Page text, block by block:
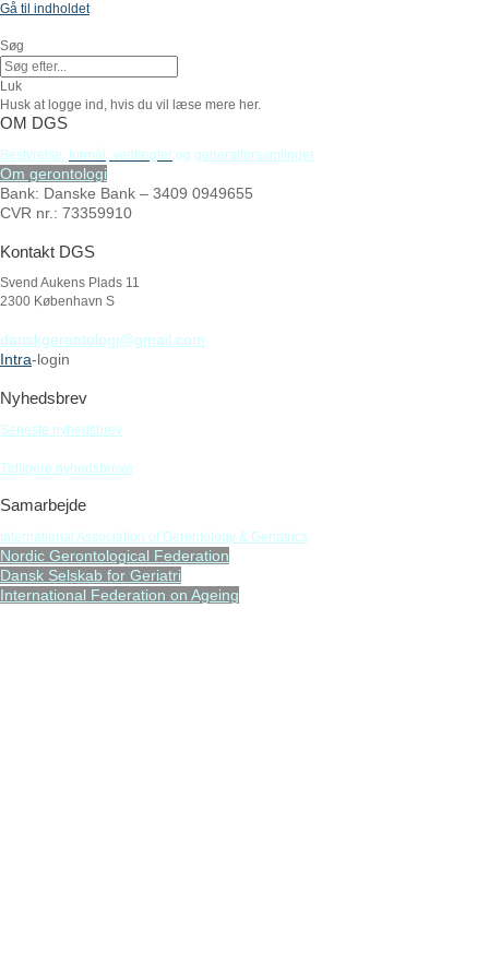
Gå til indholdet
Søg
Luk
Husk at logge ind, hvis du vil læse mere her.
OM DGS
Bestyrelse, formål, vedtægter og generalforsamlinger
Om gerontologi
Bank: Danske Bank – 3409 0949655
CVR nr.: 73359910
Kontakt DGS
Svend Aukens Plads 11
2300 København S
danskgerontologi@gmail.com
Intra-login
Nyhedsbrev
Seneste nyhedsbrev
Tidligere nyhedsbreve
Samarbejde
International Association of Gerontology & Geriatrics
Nordic Gerontological Federation
Dansk Selskab for Geriatri
International Federation on Ageing